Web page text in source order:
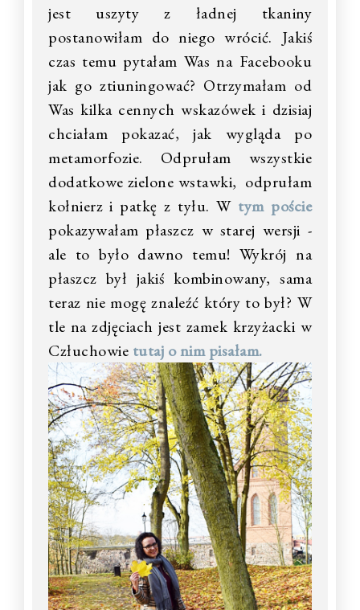
jest uszyty z ładnej tkaniny
postanowiłam do niego wrócić. Jakiś
czas temu pytałam Was na Facebooku
jak go ztiuningować? Otrzymałam od
Was kilka cennych wskazówek i dzisiaj
chciałam pokazać, jak wygląda po
metamorfozie. Odprułam wszystkie
dodatkowe zielone wstawki, odprułam
kołnierz i patkę z tyłu. W tym poście
pokazywałam płaszcz w starej wersji -
ale to było dawno temu! Wykrój na
płaszcz był jakiś kombinowany, sama
teraz nie mogę znaleźć który to był? W
tle na zdjęciach jest zamek krzyżacki w
Człuchowie tutaj o nim pisałam.